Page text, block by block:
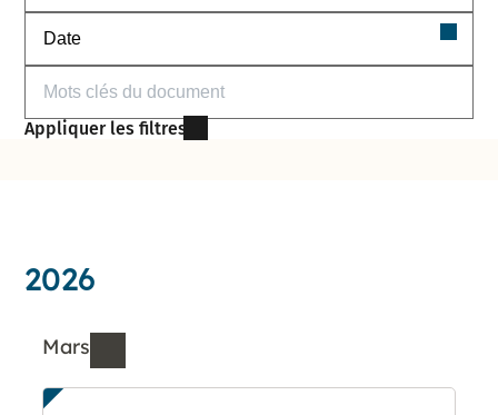
Filtrer par date
Filtrer par mots-clés
Appliquer les filtres
2026
Mars
Ressources de Mars 2026